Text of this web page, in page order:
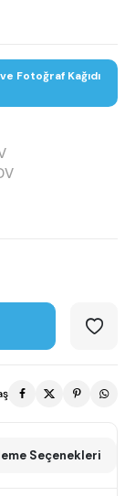
Fotoğraf Kağıdı
Seçenekleri